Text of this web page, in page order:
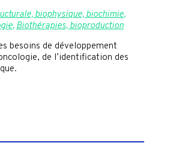
biophysique, biochimie,
, Biothérapies, bioproduction
besoins de développement
de l’identification des